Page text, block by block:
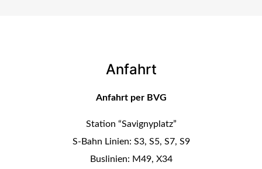
Anfahrt
Anfahrt per BVG
Station “Savignyplatz”
S-Bahn Linien: S3, S5, S7, S9
Buslinien: M49, X34